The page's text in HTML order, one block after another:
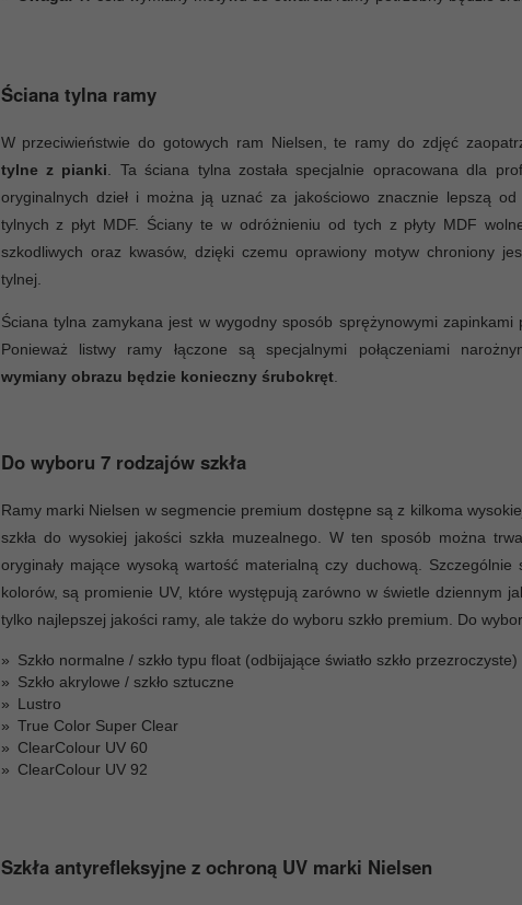
Ściana tylna ramy
W przeciwieństwie do gotowych ram Nielsen, te ramy do zdjęć
tylne z pianki . Ta ściana tylna została specjalnie opracowana dla
oryginalnych dzieł i można ją uznać za jakościowo znacznie lepszą od
tylnych z płyt MDF. Ściany te w odróżnieniu od tych z płyty MDF
szkodliwych oraz kwasów, dzięki czemu oprawiony motyw chroniony
tylnej.
Ściana tylna zamykana jest w wygodny sposób sprężynowymi zapinkami
Ponieważ listwy ramy łączone są specjalnymi połączeniami
wymiany obrazu będzie konieczny śrubokręt.
Do wyboru 7 rodzajów szkła
Ramy marki Nielsen w segmencie premium dostępne są z kilkoma
szkła do wysokiej jakości szkła muzealnego. W ten sposób można
oryginały mające wysoką wartość materialną czy duchową. Szczególnie
kolorów, są promienie UV, które występują zarówno w świetle dziennym
tylko najlepszej jakości ramy, ale także do wyboru szkło premium. Do
Szkło normalne / szkło typu float (odbijające światło szkło przezroczyste)
Szkło akrylowe / szkło sztuczne
Lustro
True Color Super Clear
ClearColour UV 60
ClearColour UV 92
Szkła antyrefleksyjne z ochroną UV marki Nielsen